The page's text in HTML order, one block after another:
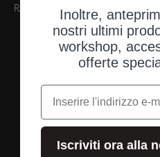
RACCOMANDAZIONI
Inoltre,
nostri ultimi
workshop,
offerte
e-mail
Iscriviti ora alla